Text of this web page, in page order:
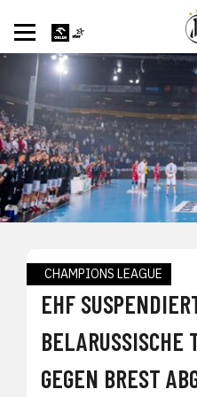
CHAMPIONS LEAGUE
EHF
BELARUSSISCHE
GEGEN BREST